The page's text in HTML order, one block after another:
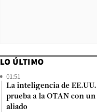
LO ÚLTIMO
01:51
La inteligencia de
prueba a la OTAN con
aliado